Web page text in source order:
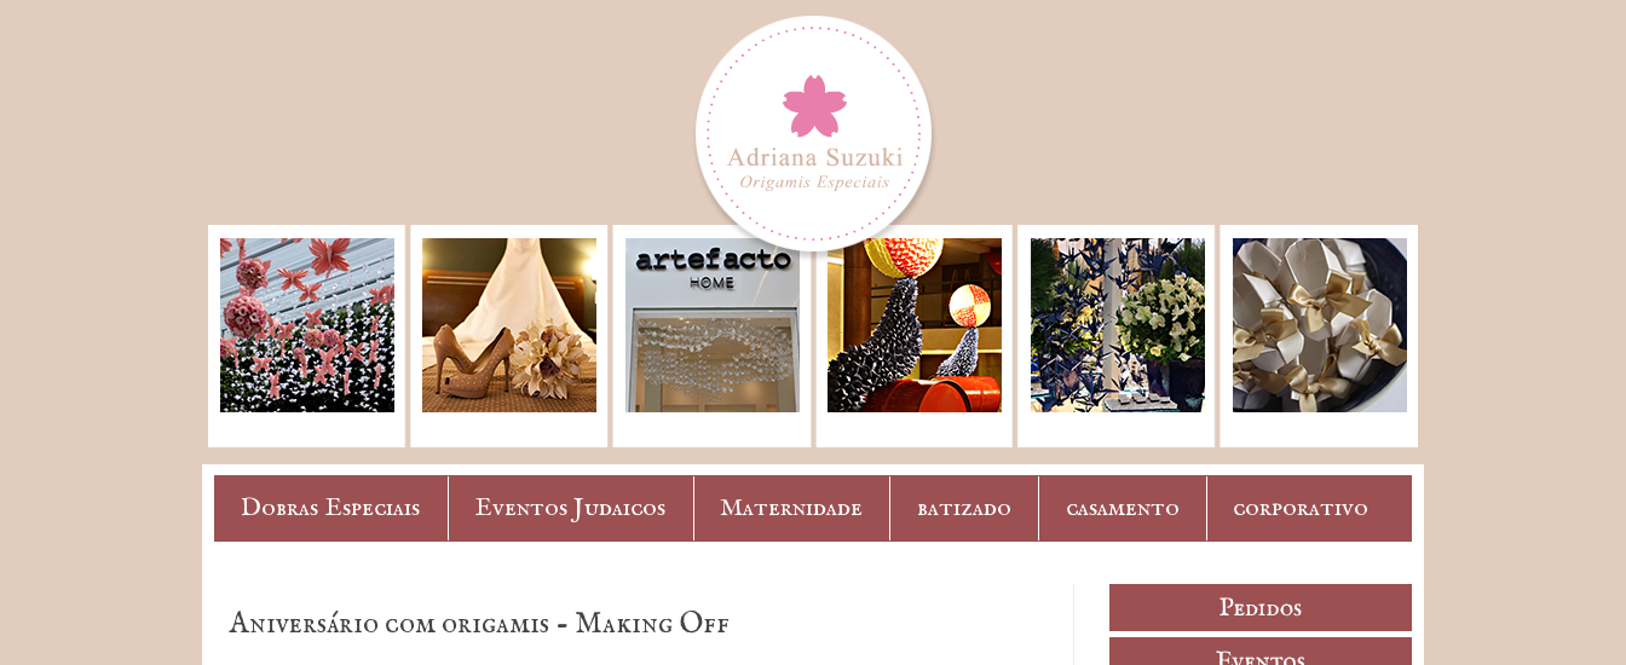
Dobras Especiais Eventos Judaicos Maternidade batizado casamento corporativo
Aniversário com origamis - Making Off